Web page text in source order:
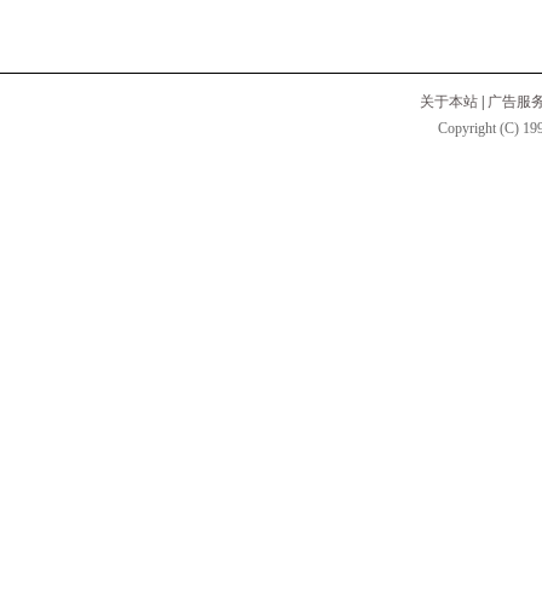
关于本站
广告服
Copyright (C)